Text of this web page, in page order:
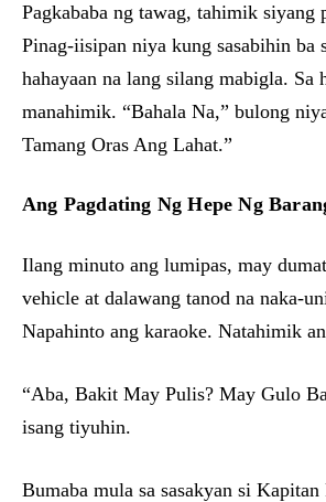
Pagkababa ng tawag, tahimik siyang
Pinag-iisipan niya kung sasabihin ba
hahayaan na lang silang mabigla.
manahimik. “Bahala Na,” bulong
Tamang Oras Ang Lahat.”
Ang Pagdating Ng Hepe Ng
Ilang minuto ang lumipas, may
vehicle at dalawang tanod na naka-
Napahinto ang karaoke. Natahimik
“Aba, Bakit May Pulis? May Gulo
isang tiyuhin.
Bumaba mula sa sasakyan si Kapitan